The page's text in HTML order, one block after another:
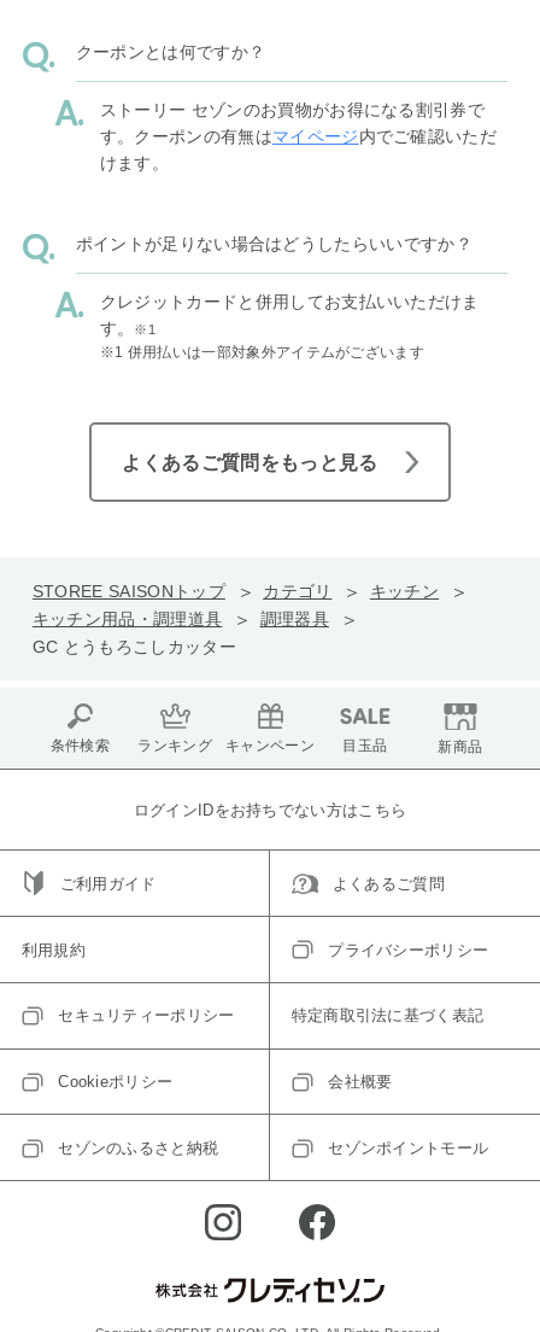
クーポンとは何ですか？
ストーリー セゾンのお買物がお得になる割引券で
す。クーポンの有無はマイページ内でご確認いただ
けます。
ポイントが足りない場合はどうしたらいいですか？
クレジットカードと併用してお支払いいただけま
す。
※1
※1 併用払いは一部対象外アイテムがございます
よくあるご質問をもっと見る
STOREE SAISONトップ カテゴリ
キッチン
キッチン用品・調理道具
調理器具
GC とうもろこしカッター
条件検索 ランキング キャンペーン 目玉品 新商品
ログインIDをお持ちでない方はこちら
ご利用ガイド よくあるご質問
利用規約 プライバシーポリシー
セキュリティーポリシー 特定商取引法に基づく表記
Cookieポリシー 会社概要
セゾンのふるさと納税 セゾンポイントモール